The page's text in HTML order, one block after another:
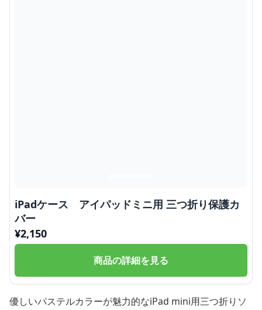
iPadケース アイパッドミニ用 三つ折り保護カ
バー
¥2,150
商品の詳細を見る
優しいパステルカラーが魅力的なiPad mini用三つ折りソ